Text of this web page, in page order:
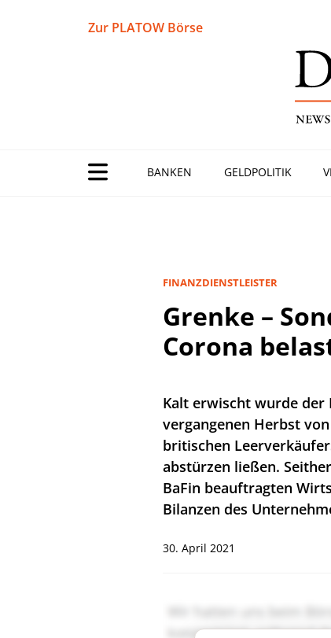
Zur PLATOW Börse
BANKEN GELDPOLITIK
FINANZDIENSTLEISTER
Grenke –
Corona
Kalt erwischt wurde der
vergangenen Herbst
britischen
abstürzen ließen.
BaFin beauftragten
Bilanzen des
30. April 2021